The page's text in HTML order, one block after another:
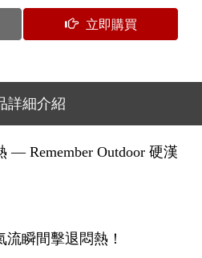
立即購買
詳細介紹
— Remember Outdoor 硬漢
瞬間擊退悶熱！